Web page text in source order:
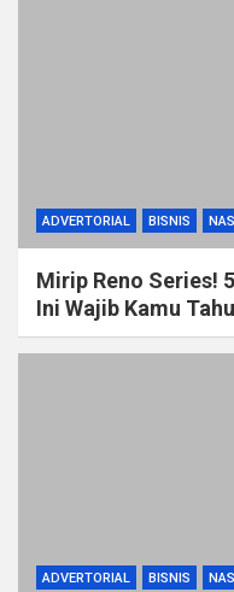
ADVERTORIAL BISNIS
Mirip Reno Series!
Ini Wajib Kamu
ADVERTORIAL BISNIS